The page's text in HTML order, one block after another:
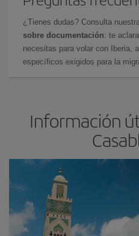
¿Tienes dudas? Consulta
sobre documentación: te
necesitas para volar con Iberia,
específicos exigidos para la
Información